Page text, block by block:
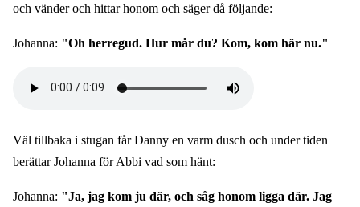
och vänder och hittar honom och säger då följande:
Johanna: "Oh herregud. Hur mår du? Kom, kom här nu."
Väl tillbaka i stugan får Danny en varm dusch och under tiden
berättar Johanna för Abbi vad som hänt:
Johanna: "Ja, jag kom ju där, och såg honom ligga där. Jag